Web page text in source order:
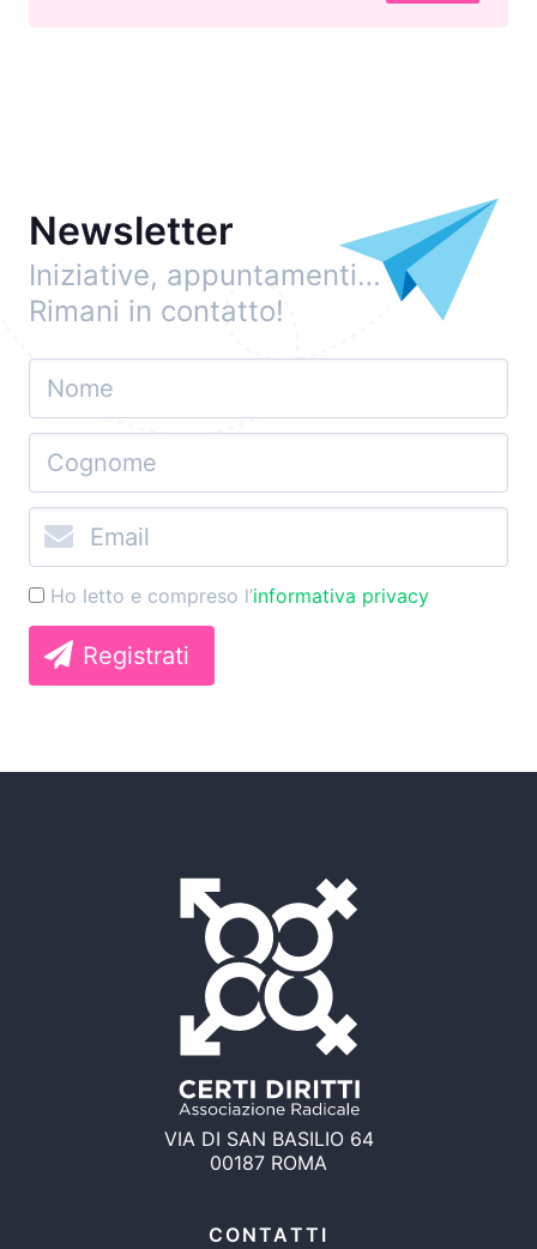
Newsletter
Iniziative, appuntamenti…
Rimani in contatto!
Ho letto e compreso l’informativa privacy
Registrati
VIA DI SAN BASILIO 64
00187 ROMA
CONTATTI